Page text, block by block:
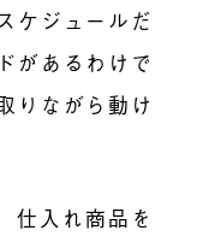
ケジュールだ
があるわけで
りながら動け
仕入れ商品を